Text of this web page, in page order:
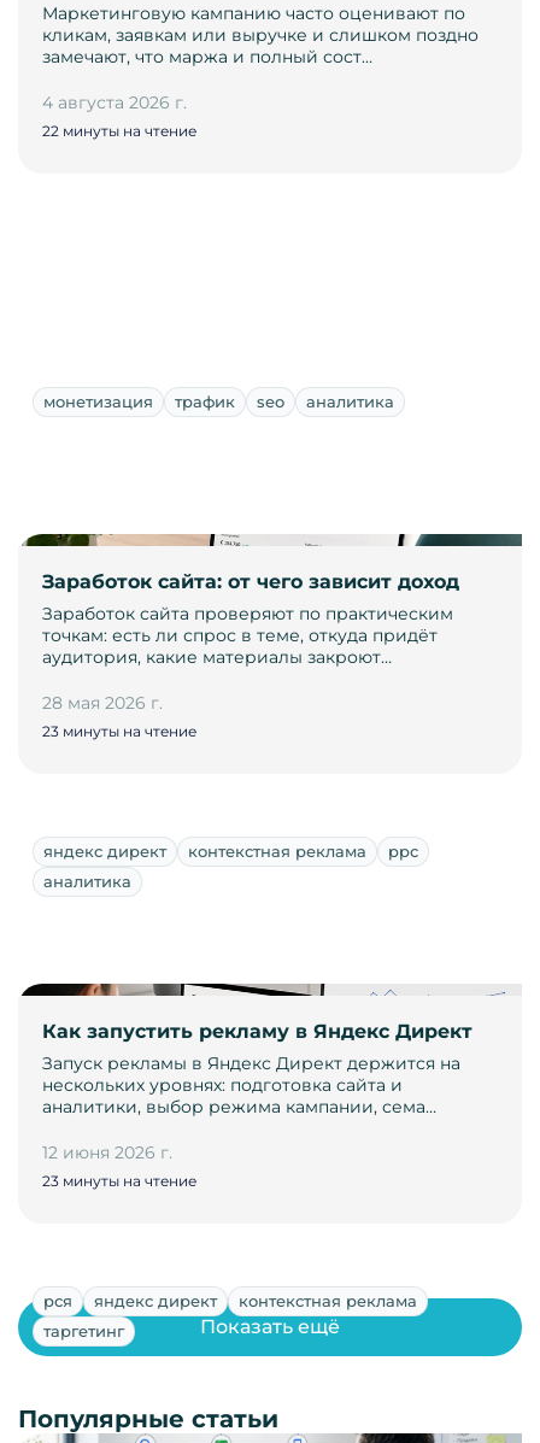
Маркетинговую кампанию часто оценивают по
кликам, заявкам или выручке и слишком поздно
замечают, что маржа и полный сост…
4 августа 2026 г.
22 минуты на чтение
монетизация трафик seo аналитика
Заработок сайта: от чего зависит доход
Заработок сайта проверяют по практическим
точкам: есть ли спрос в теме, откуда придёт
аудитория, какие материалы закроют…
28 мая 2026 г.
23 минуты на чтение
яндекс директ контекстная реклама
ppc
аналитика
Как запустить рекламу в Яндекс Директ
Запуск рекламы в Яндекс Директ держится на
нескольких уровнях: подготовка сайта и
аналитики, выбор режима кампании, сема…
12 июня 2026 г.
23 минуты на чтение
рся яндекс директ
контекстная реклама
таргетинг
Показать ещё
Популярные статьи